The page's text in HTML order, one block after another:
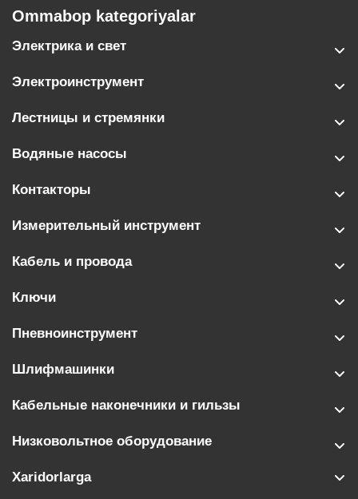
Ommabop kategoriyalar
Электрика и свет
Электроинструмент
Лестницы и стремянки
Водяные насосы
Контакторы
Измерительный инструмент
Кабель и провода
Ключи
Пневноинструмент
Шлифмашинки
Кабельные наконечники и гильзы
Низковольтное оборудование
Xaridorlarga